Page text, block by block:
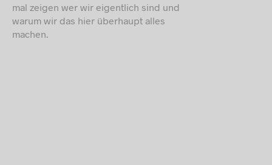
mal zeigen wer wir eigentlich sind und
warum wir das hier überhaupt alles
machen.